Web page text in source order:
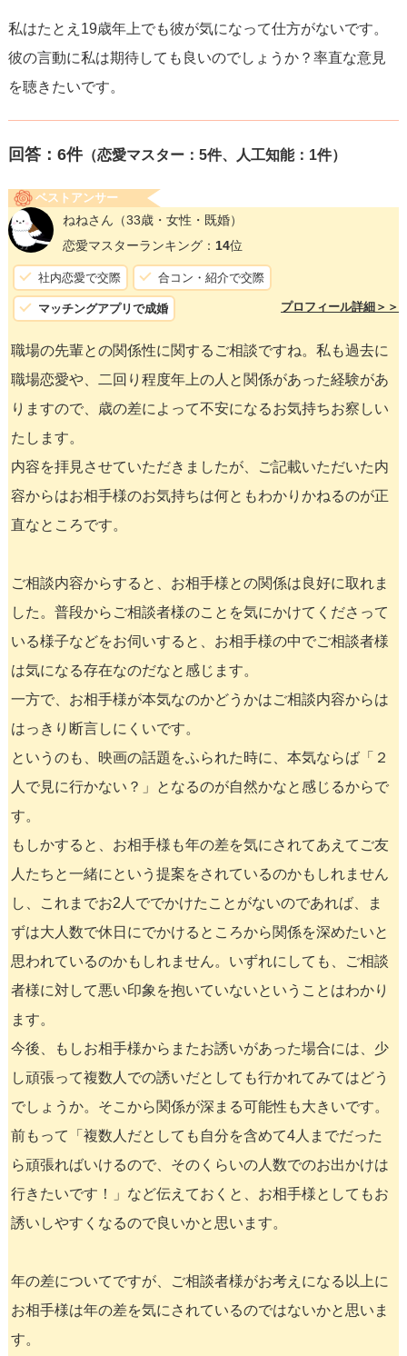
私はたとえ19歳年上でも彼が気になって仕方がないです。
彼の言動に私は期待しても良いのでしょうか？率直な意見
を聴きたいです。
回答： 6件（恋愛マスター：5件、人工知能：1件）
ベストアンサー
ねねさん （33歳・女性・既婚）
恋愛マスターランキング： 14位
社内恋愛で交際 合コン・紹介で交際
マッチングアプリで成婚 プロフィール詳細＞＞
職場の先輩との関係性に関するご相談ですね。私も過去に
職場恋愛や、二回り程度年上の人と関係があった経験があ
りますので、歳の差によって不安になるお気持ちお察しい
たします。
内容を拝見させていただきましたが、ご記載いただいた内
容からはお相手様のお気持ちは何ともわかりかねるのが正
直なところです。
ご相談内容からすると、お相手様との関係は良好に取れま
した。普段からご相談者様のことを気にかけてくださって
いる様子などをお伺いすると、お相手様の中でご相談者様
は気になる存在なのだなと感じます。
一方で、お相手様が本気なのかどうかはご相談内容からは
はっきり断言しにくいです。
というのも、映画の話題をふられた時に、本気ならば「２
人で見に行かない？」となるのが自然かなと感じるからで
す。
もしかすると、お相手様も年の差を気にされてあえてご友
人たちと一緒にという提案をされているのかもしれません
し、これまでお2人ででかけたことがないのであれば、ま
ずは大人数で休日にでかけるところから関係を深めたいと
思われているのかもしれません。いずれにしても、ご相談
者様に対して悪い印象を抱いていないということはわかり
ます。
今後、もしお相手様からまたお誘いがあった場合には、少
し頑張って複数人での誘いだとしても行かれてみてはどう
でしょうか。そこから関係が深まる可能性も大きいです。
前もって「複数人だとしても自分を含めて4人までだった
ら頑張ればいけるので、そのくらいの人数でのお出かけは
行きたいです！」など伝えておくと、お相手様としてもお
誘いしやすくなるので良いかと思います。
年の差についてですが、ご相談者様がお考えになる以上に
お相手様は年の差を気にされているのではないかと思いま
す。